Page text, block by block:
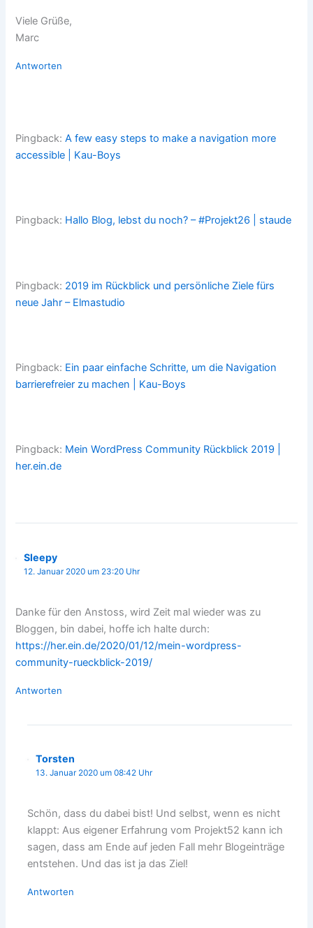
Viele Grüße,
Marc
Antworten
Pingback:A few easy steps to make a navigation more
accessible | Kau-Boys
Pingback: Hallo Blog, lebst du noch? – #Projekt26 | staude
Pingback: 2019 im Rückblick und persönliche Ziele fürs
neue Jahr – Elmastudio
Pingback: Ein paar einfache Schritte, um die Navigation
barrierefreier zu machen | Kau-Boys
Pingback: Mein WordPress Community Rückblick 2019 |
her.ein.de
Sleepy
12. Januar 2020 um 23:20 Uhr
Danke für den Anstoss, wird Zeit mal wieder was zu
Bloggen, bin dabei, hoffe ich halte durch:
https://her.ein.de/2020/01/12/mein-wordpress-
community-rueckblick-2019/
Antworten
Torsten
13. Januar 2020 um 08:42 Uhr
Schön, dass du dabei bist! Und selbst, wenn es nicht
klappt: Aus eigener Erfahrung vom Projekt52 kann ich
sagen, dass am Ende auf jeden Fall mehr Blogeinträge
entstehen. Und das ist ja das Ziel!
Antworten